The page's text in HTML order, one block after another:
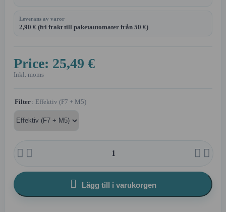
Leverans av varor
2,90 € (fri frakt till paketautomater från 50 €)
Price: 25,49 €
Inkl. moms
Filter : Effektiv (F7 + M5)
   
 Lägg till i varukorgen